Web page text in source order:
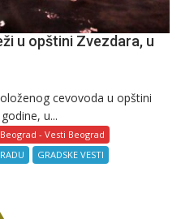
u opštini Zvezdara, u
cevovoda u opštini
u...
Beograd - Vesti Beograd
GRADSKE VESTI